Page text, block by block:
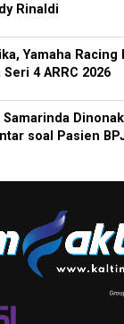
Rinaldi
Yamaha
4 ARRC 2026
Samarinda
soal Pasien